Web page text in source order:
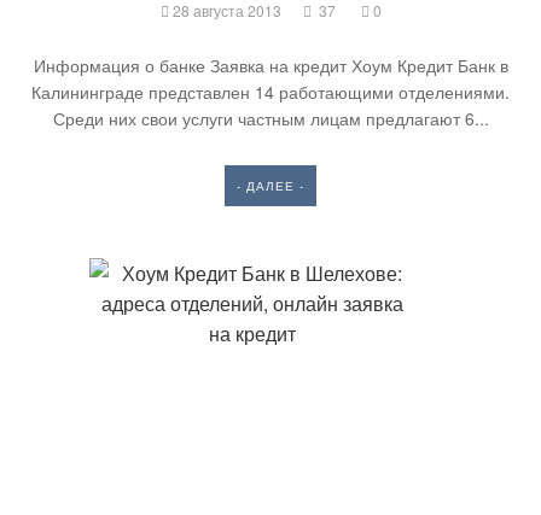
28 августа 2013 37 0
Информация о банке Заявка на кредит Хоум Кредит Банк в
Калининграде представлен 14 работающими отделениями.
Среди них свои услуги частным лицам предлагают 6...
- ДАЛЕЕ -